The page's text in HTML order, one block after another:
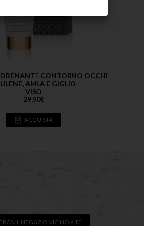
CONTORNO OCCHI
AMLA E GIGLIO
VISO
29,90€
ACQUISTA
IL NEGOZIO VICINO A TE